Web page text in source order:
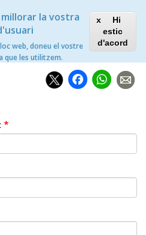
la vostra
web, doneu el vostre
que les utilitzem.
Hi
estic
d'acord